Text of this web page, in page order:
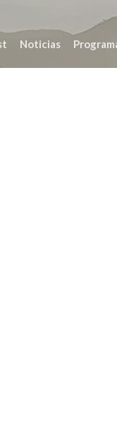
Noticias